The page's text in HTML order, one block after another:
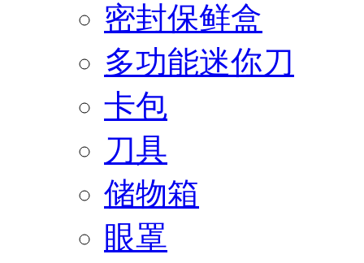
密封保鲜盒
多功能迷你刀
卡包
刀具
储物箱
眼罩